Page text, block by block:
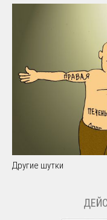
Другие шутки